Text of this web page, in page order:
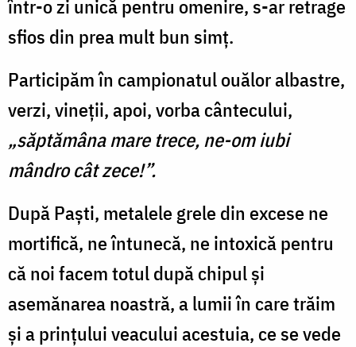
într-o zi unică pentru omenire, s-ar retrage
sfios din prea mult bun simţ.
Participăm în campionatul ouălor albastre,
verzi, vineţii, apoi, vorba cântecului,
„săptămâna mare trece, ne-om iubi
mândro cât zece!”.
După Paşti, metalele grele din excese ne
mortifică, ne întunecă, ne intoxică pentru
că noi facem totul după chipul şi
asemănarea noastră, a lumii în care trăim
şi a prinţului veacului acestuia, ce se vede